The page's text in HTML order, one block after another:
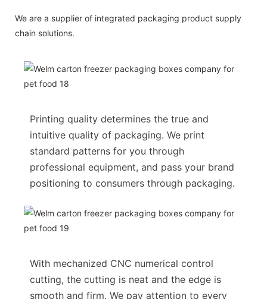
We are a supplier of integrated packaging product supply
chain solutions.
Printing quality determines the true and
intuitive quality of packaging. We print
standard patterns for you through
professional equipment, and pass your brand
positioning to consumers through packaging.
With mechanized CNC numerical control
cutting, the cutting is neat and the edge is
smooth and firm. We pay attention to every